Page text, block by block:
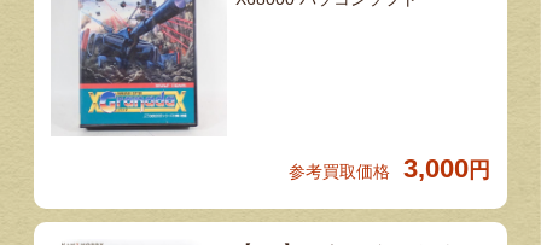
参考買取価格 3,000 円